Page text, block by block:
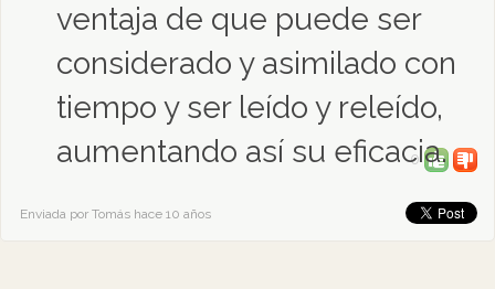
ventaja de que puede ser
considerado y asimilado con
tiempo y ser leído y releído,
aumentando así su eficacia.
0
Enviada por Tomás hace 10 años